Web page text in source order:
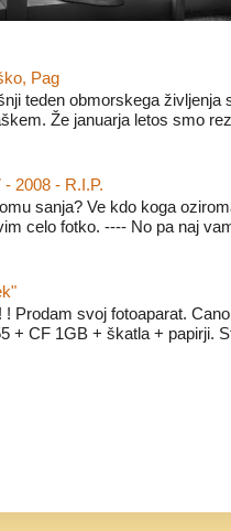
Pag
teden obmorskega življenja
Že januarja letos smo
- 2008 - R.I.P.
sanja? Ve kdo koga
celo fotko. ---- No pa naj
! Prodam svoj fotoaparat.
+ CF 1GB + škatla + papirji.